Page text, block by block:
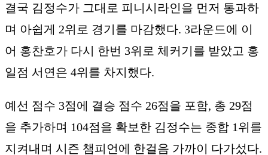
결국 김정수가 그대로 피니시라인을 먼저 통과하
며 아쉽게 2위로 경기를 마감했다. 3라운드에 이
어 홍찬호가 다시 한번 3위로 체커기를 받았고 홍
일점 서연은 4위를 차지했다.
예선 점수 3점에 결승 점수 26점을 포함, 총 29점
을 추가하며 104점을 확보한 김정수는 종합 1위를
지켜내며 시즌 챔피언에 한걸음 가까이 다가섰다.